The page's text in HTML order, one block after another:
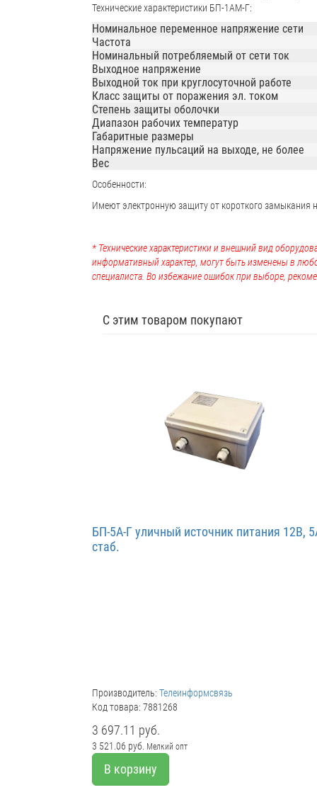
Технические характеристики БП-1АМ-Г:
Номинальное переменное напряжение сети
Частота
Номинальный потребляемый от сети ток
Выходное напряжение
Выходной ток при круглосуточной работе
Класс защиты от поражения эл. током
Степень защиты оболочки
Диапазон рабочих температур
Габаритные размеры
Напряжение пульсаций на выходе, не более
Вес
Особенности:
Имеют электронную защиту от короткого замыкания
* Технические характеристики и внешний вид
информативный характер, могут быть изменены в
специалиста. Во избежание ошибок при выборе,
С этим товаром покупают
БП-5А-Г уличный источник питания 12В,
стаб.
Производитель: Телеинформсвязь
Код товара: 7881268
3 697.11 руб.
3 521.06 руб. Мелкий опт
В корзину